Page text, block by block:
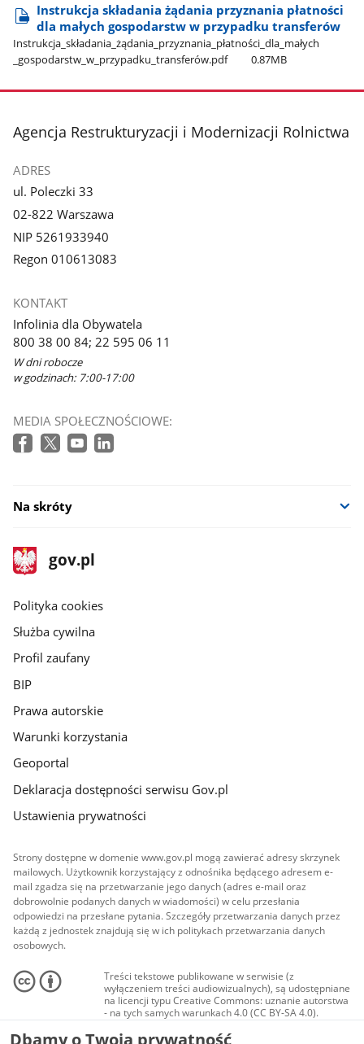
Instrukcja składania żądania przyznania płatności
dla małych gospodarstw w przypadku transferów
Instrukcja​_składania​_żądania​_przyznania​_płatności​_dla​_małych​
_gospodarstw​_w​_przypadku​_transferów.pdf
0.87MB
stopka
Agencja Restrukturyzacji i Modernizacji Rolnictwa
ADRES
ul. Poleczki 33
02-822 Warszawa
NIP 5261933940
Regon 010613083
KONTAKT
Infolinia dla Obywatela
800 38 00 84; 22 595 06 11
W dni robocze
w godzinach: 7:00-17:00
MEDIA SPOŁECZNOŚCIOWE:
Na skróty
stopka
gov.pl
Strona
gov.pl
gov.pl
Polityka cookies
Służba cywilna
Profil zaufany
BIP
Prawa autorskie
Warunki korzystania
Geoportal
Deklaracja dostępności serwisu Gov.pl
Ustawienia prywatności
Strony dostępne w domenie www.gov.pl mogą zawierać adresy skrzynek
mailowych. Użytkownik korzystający z odnośnika będącego adresem e-
mail zgadza się na przetwarzanie jego danych (adres e-mail oraz
dobrowolnie podanych danych w wiadomości) w celu przesłania
odpowiedzi na przesłane pytania. Szczegóły przetwarzania danych przez
każdą z jednostek znajdują się w ich politykach przetwarzania danych
osobowych.
Treści tekstowe publikowane w serwisie (z
wyłączeniem treści audiowizualnych), są udostępniane
na licencji typu Creative Commons: uznanie autorstwa
- na tych samych warunkach 4.0 (CC BY-SA 4.0).
Materiały audiowizualne, w tym zdjęcia, materiały
audio i wideo, są udostępniane na licencji typu
Dbamy o Twoją prywatność